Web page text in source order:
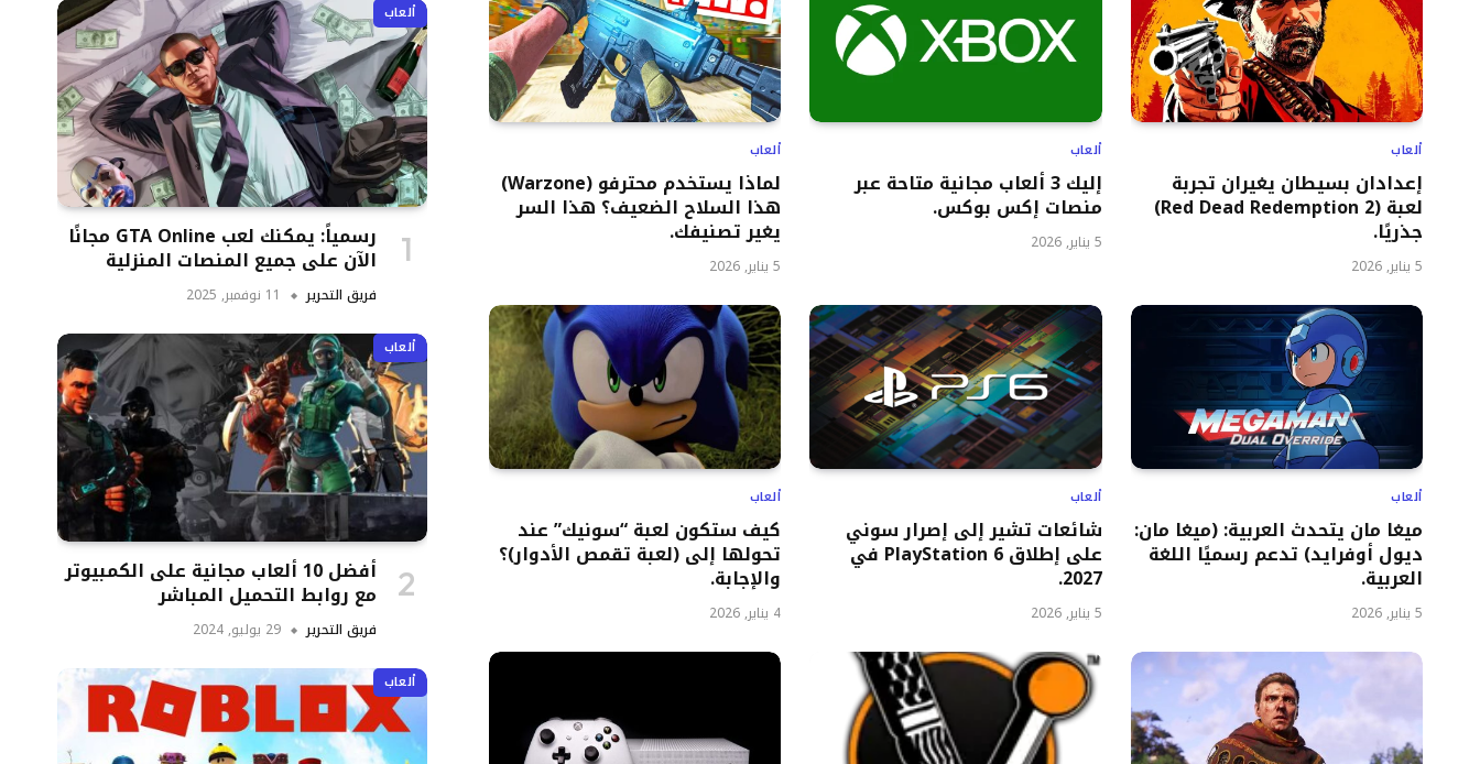
ألعاب
إعدادان بسيطان يغيران تجربة
لعبة (Red Dead Redemption 2)
جذريًا.
5 يناير, 2026
ألعاب
إليك 3 ألعاب مجانية متاحة عبر
منصات إكس بوكس.
5 يناير, 2026
ألعاب
لماذا يستخدم محترفو (Warzone)
هذا السلاح الضعيف؟ هذا السر
يغير تصنيفك.
5 يناير, 2026
ألعاب
ميغا مان يتحدث العربية: (ميغا مان:
ديول أوفرايد) تدعم رسميًا اللغة
العربية.
5 يناير, 2026
ألعاب
شائعات تشير إلى إصرار سوني
على إطلاق PlayStation 6 في
2027.
5 يناير, 2026
ألعاب
كيف ستكون لعبة “سونيك” عند
تحولها إلى (لعبة تقمص الأدوار)؟
والإجابة.
4 يناير, 2026
ألعاب
رسمياً: يمكنك لعب GTA Online مجانًا
الآن على جميع المنصات المنزلية
فريق التحرير 11 نوفمبر, 2025
ألعاب
أفضل 10 ألعاب مجانية على الكمبيوتر
مع روابط التحميل المباشر
فريق التحرير 29 يوليو, 2024
ألعاب